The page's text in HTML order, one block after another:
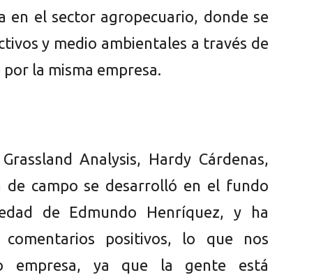
en el sector agropecuario, donde se
y medio ambientales a través de
la misma empresa.
Analysis, Hardy Cárdenas,
de campo se desarrolló en el fundo
de Edmundo Henríquez, y ha
comentarios positivos, lo que nos
empresa, ya que la gente está